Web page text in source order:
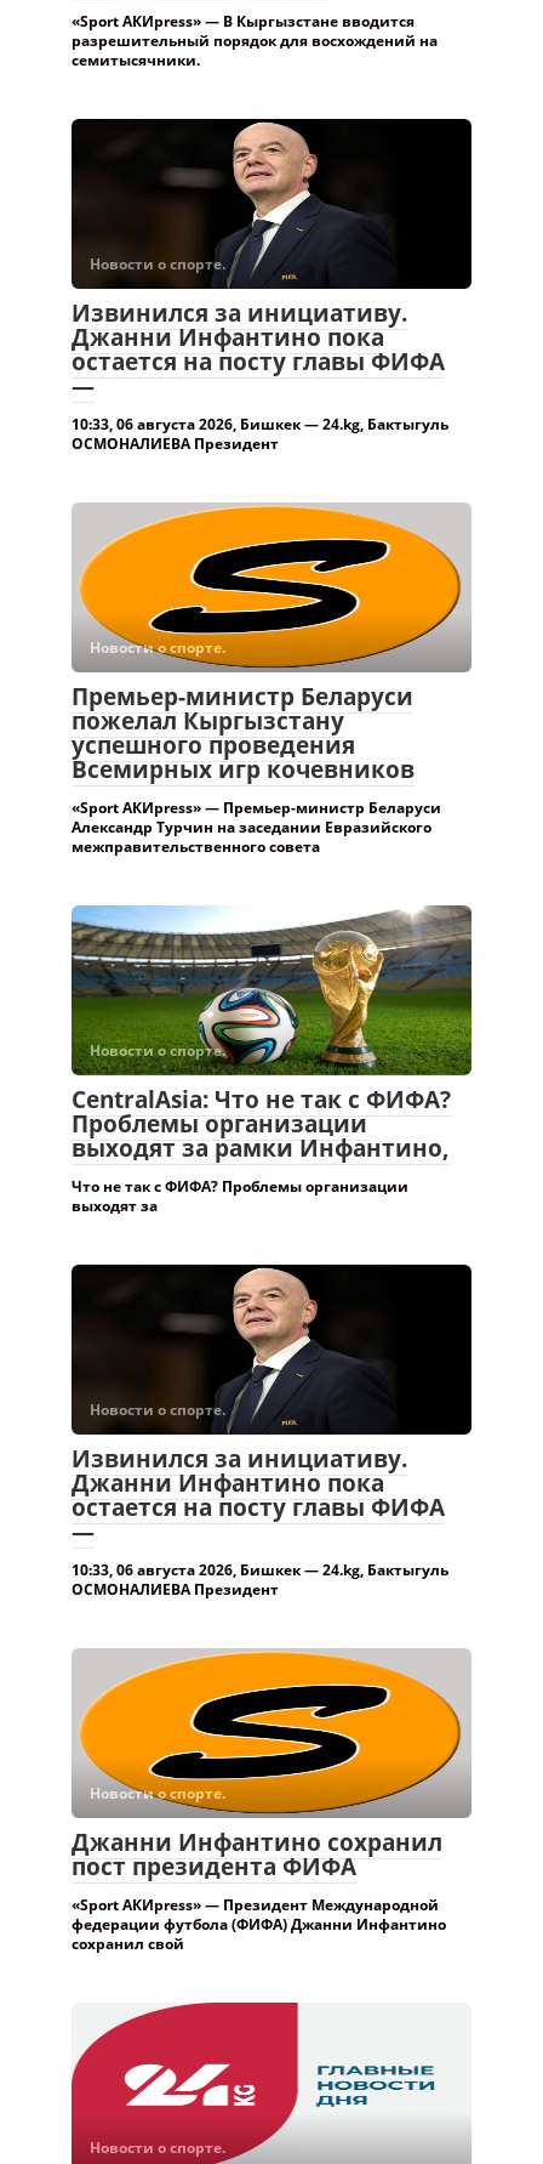
«Sport АКИpress» — В Кыргызстане вводится
разрешительный порядок для восхождений на
семитысячники.
Новости о спорте.
Извинился за инициативу.
Джанни Инфантино пока
остается на посту главы ФИФА
—
10:33, 06 августа 2026, Бишкек — 24.kg, Бактыгуль
ОСМОНАЛИЕВА Президент
Новости о спорте.
Премьер-министр Беларуси
пожелал Кыргызстану
успешного проведения
Всемирных игр кочевников
«Sport АКИpress» — Премьер-министр Беларуси
Александр Турчин на заседании Евразийского
межправительственного совета
Новости о спорте.
CentralAsia: Что не так с ФИФА?
Проблемы организации
выходят за рамки Инфантино,
Что не так с ФИФА? Проблемы организации
выходят за
Новости о спорте.
Извинился за инициативу.
Джанни Инфантино пока
остается на посту главы ФИФА
—
10:33, 06 августа 2026, Бишкек — 24.kg, Бактыгуль
ОСМОНАЛИЕВА Президент
Новости о спорте.
Джанни Инфантино сохранил
пост президента ФИФА
«Sport АКИpress» — Президент Международной
федерации футбола (ФИФА) Джанни Инфантино
сохранил свой
Новости о спорте.